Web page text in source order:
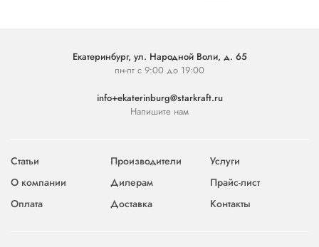
Екатеринбург, ул. Народной Воли, д. 65
пн-пт с 9:00 до 19:00
info+ekaterinburg@starkraft.ru
Напишите нам
Статьи Производители
Услуги
О компании
Дилерам
Прайс-лист
Оплата
Доставка Контакты